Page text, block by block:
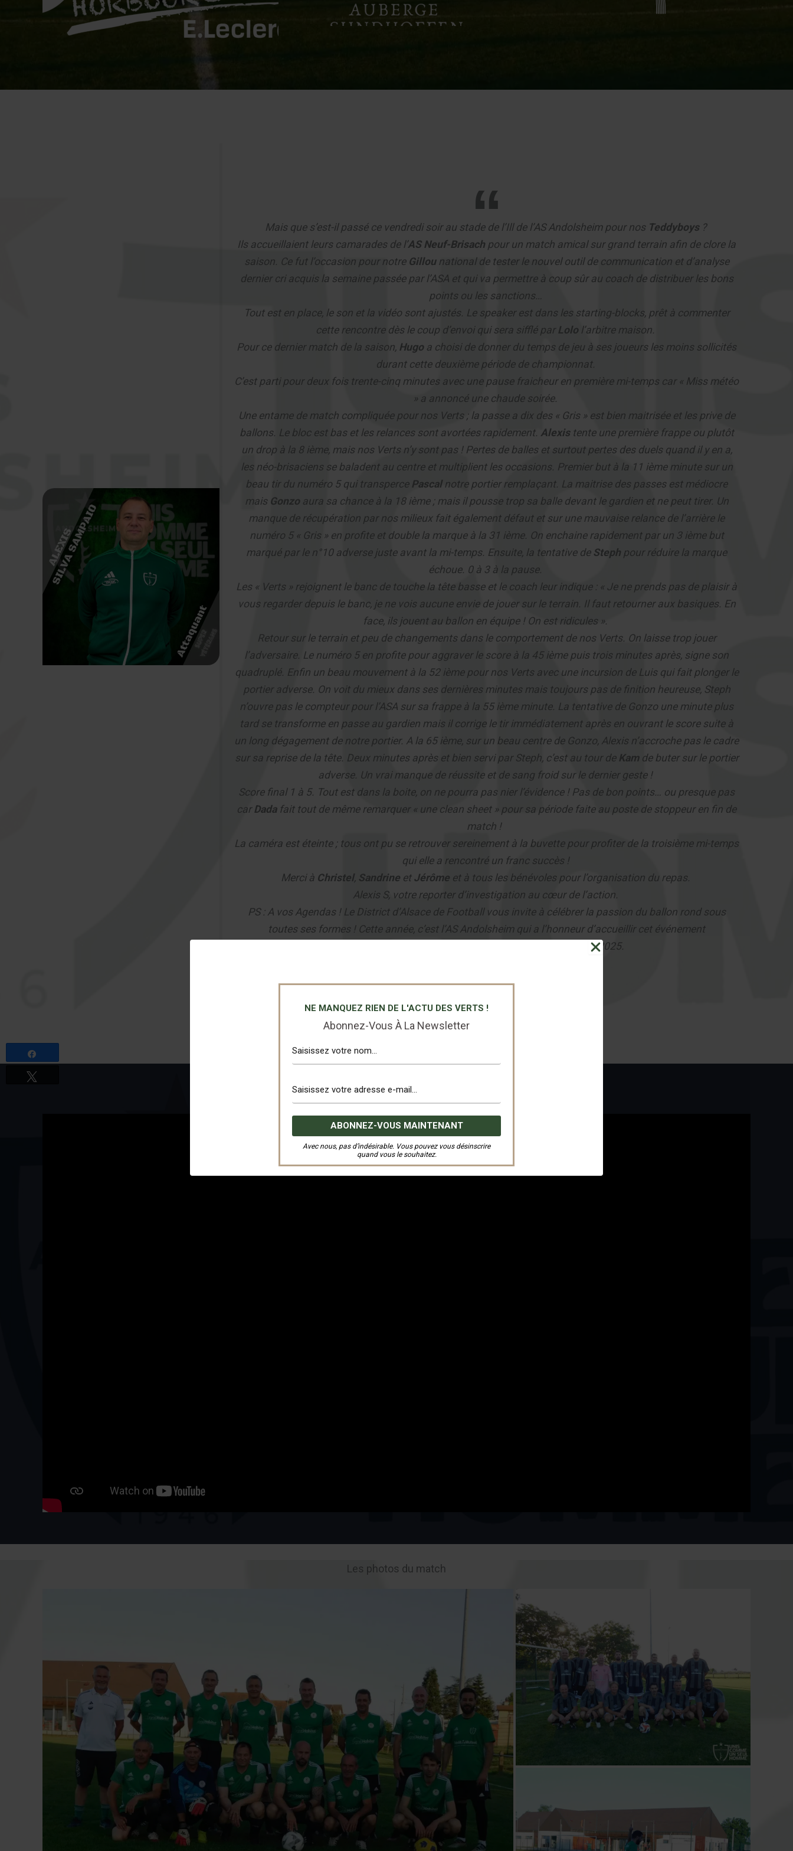
NE MANQUEZ RIEN DE L'ACTU DES VERTS !
Abonnez-Vous À La Newsletter
Avec nous, pas d’indésirable. Vous pouvez vous désinscrire
quand vous le souhaitez.
Mais que s’est-il passé ce vendredi soir au stade de l’Ill de l’AS Andolsheim pour nos Teddyboys?
Ils accueillaient leurs camarades de l’AS Neuf-Brisach pour un match amical sur grand terrain afin de clore la
saison. Ce fut l’occasion pour notre Gillounational de tester le nouvel outil de communication et d’analyse
dernier cri acquis la semaine passée par l’ASA et qui va permettre à coup sûr au coach de distribuer les bons
points ou les sanctions…
Tout est en place, le son et la vidéo sont ajustés. Le speaker est dans les starting-blocks, prêt à commenter
cette rencontre dès le coup d’envoi qui sera sifflé par Lolo l’arbitre maison.
Pour ce dernier match de la saison, Hugo a choisi de donner du temps de jeu à ses joueurs les moins sollicités
durant cette deuxième période de championnat.
C’est parti pour deux fois trente-cinq minutes avec une pause fraicheur en première mi-temps car « Miss météo
» a annoncé une chaude soirée.
Une entame de match compliquée pour nos Verts ; la passe a dix des « Gris » est bien maitrisée et les prive de
ballons. Le bloc est bas et les relances sont avortées rapidement. Alexistente une première frappe ou plutôt
un drop à la 8 ième, mais nos Verts n’y sont pas ! Pertes de balles et surtout pertes des duels quand il y en a,
les néo-brisaciens se baladent au centre et multiplient les occasions. Premier but à la 11 ième minute sur un
beau tir du numéro 5 qui transperce Pascalnotre portier remplaçant. La maitrise des passes est médiocre
mais Gonzoaura sa chance à la 18 ième ; mais il pousse trop sa balle devant le gardien et ne peut tirer. Un
manque de récupération par nos milieux fait également défaut et sur une mauvaise relance de l’arrière le
numéro 5 « Gris » en profite et double la marque à la 31 ième. On enchaine rapidement par un 3 ième but
marqué par le n°10 adverse juste avant la mi-temps. Ensuite, la tentative de Steph pour réduire la marque
échoue. 0 à 3 à la pause.
Les « Verts » rejoignent le banc de touche la tête basse et le coach leur indique : « Je ne prends pas de plaisir à
vous regarder depuis le banc, je ne vois aucune envie de jouer sur le terrain. Il faut retourner aux basiques. En
face, ils jouent au ballon en équipe ! On est ridicules ».
Retour sur le terrain et peu de changements dans le comportement de nos Verts. On laisse trop jouer
l’adversaire. Le numéro 5 en profite pour aggraver le score à la 45 ième puis trois minutes après, signe son
quadruplé. Enfin un beau mouvement à la 52 ième pour nos Verts avec une incursion de Luis qui fait plonger le
portier adverse. On voit du mieux dans ses dernières minutes mais toujours pas de finition heureuse, Steph
n’ouvre pas le compteur pour l’ASA sur sa frappe à la 55 ième minute. La tentative de Gonzo une minute plus
tard se transforme en passe au gardien mais il corrige le tir immédiatement après en ouvrant le score suite à
un long dégagement de notre portier. A la 65 ième, sur un beau centre de Gonzo, Alexis n’accroche pas le cadre
sur sa reprise de la tête. Deux minutes après et bien servi par Steph, c’est au tour de Kamde buter sur le portier
adverse. Un vrai manque de réussite et de sang froid sur le dernier geste !
Score final 1 à 5. Tout est dans la boite, on ne pourra pas nier l’évidence ! Pas de bon points… ou presque pas
car Dadafait tout de même remarquer « une clean sheet » pour sa période faite au poste de stoppeur en fin de
match !
La caméra est éteinte ; tous ont pu se retrouver sereinement à la buvette pour profiter de la troisième mi-temps
qui elle a rencontré un franc succès !
Merci à Christel, Sandrineet Jérômeet à tous les bénévoles pour l’organisation du repas.
Alexis S, votre reporter d’investigation au cœur de l’action.
PS : A vos Agendas ! Le District d’Alsace de Football vous invite à célébrer la passion du ballon rond sous
toutes ses formes ! Cette année, c’est l’AS Andolsheim qui a l’honneur d’accueillir cet événement
du 4 au 7 juin 2025.
La vidéo du match
Les photos du match